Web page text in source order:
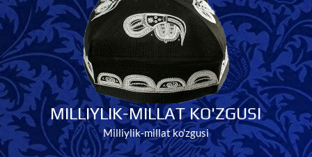
MILLIYLIK-MILLAT KO'ZGUSI
Milliylik-millat ko'zgusi